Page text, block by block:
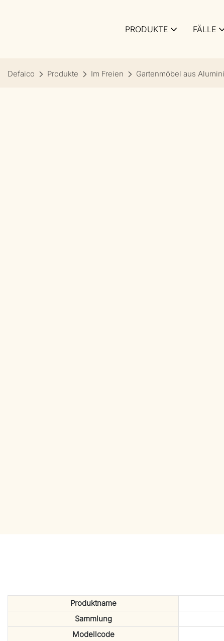
PRODUKTE FÄLLE
Defaico Produkte Im Freien Gartenmöbel aus
Produktname
Sammlung
Modellcode